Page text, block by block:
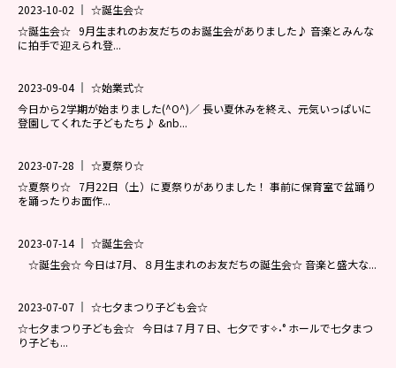
2023-10-02
☆誕生会☆
☆誕生会☆ 9月生まれのお友だちのお誕生会がありました♪ 音楽とみんな
に拍手で迎えられ登...
2023-09-04
☆始業式☆
今日から2学期が始まりました(^O^)／ 長い夏休みを終え、元気いっぱいに
登園してくれた子どもたち♪ &nb...
2023-07-28
☆夏祭り☆
☆夏祭り☆ 7月22日（土）に夏祭りがありました！ 事前に保育室で盆踊り
を踊ったりお面作...
2023-07-14
☆誕生会☆
☆誕生会☆ 今日は7月、８月生まれのお友だちの誕生会☆ 音楽と盛大な...
2023-07-07
☆七夕まつり子ども会☆
☆七夕まつり子ども会☆ 今日は７月７日、七夕です✧˖° ホールで七夕まつ
り子ども...